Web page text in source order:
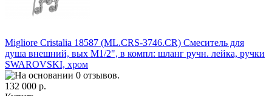
Migliore Cristalia 18587 (ML.CRS-3746.CR) Смеситель для
душа внешний, вых М1/2", в компл: шланг ручн. лейка, ручки
SWAROVSKI, хром
132 000 р.